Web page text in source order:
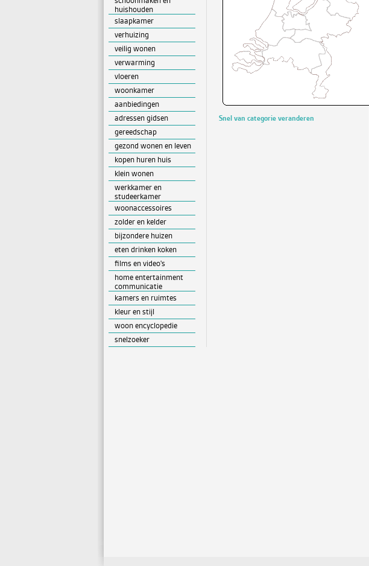
Snel van categorie veranderen
huishouden
slaapkamer
verhuizing
veilig wonen
verwarming
vloeren
woonkamer
aanbiedingen
adressen gidsen
gereedschap
gezond wonen en leven
kopen huren huis
klein wonen
werkkamer en
studeerkamer
woonaccessoires
zolder en kelder
bijzondere huizen
eten drinken koken
films en video's
home entertainment
communicatie
kamers en ruimtes
kleur en stijl
woon encyclopedie
snelzoeker